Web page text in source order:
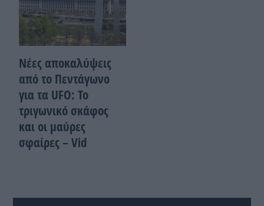
Νέες αποκαλύψεις
από το Πεντάγωνο
για τα UFO: Το
τριγωνικό σκάφος
και οι μαύρες
σφαίρες – Vid